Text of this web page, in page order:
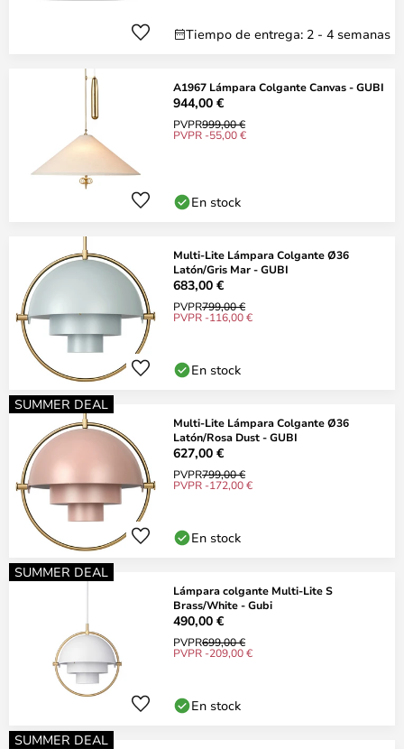
Tiempo de entrega: 2 - 4 semanas
A1967 Lámpara Colgante Canvas - GUBI
944,00 €
PVPR999,00 €
PVPR -55,00 €
En stock
Multi-Lite Lámpara Colgante Ø36
Latón/Gris Mar - GUBI
683,00 €
PVPR799,00 €
PVPR -116,00 €
En stock
SUMMER DEAL
Multi-Lite Lámpara Colgante Ø36
Latón/Rosa Dust - GUBI
627,00 €
PVPR799,00 €
PVPR -172,00 €
En stock
SUMMER DEAL
Lámpara colgante Multi-Lite S
Brass/White - Gubi
490,00 €
PVPR699,00 €
PVPR -209,00 €
En stock
SUMMER DEAL